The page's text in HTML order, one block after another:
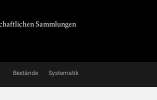
Sammlungen
Bestände Systematik